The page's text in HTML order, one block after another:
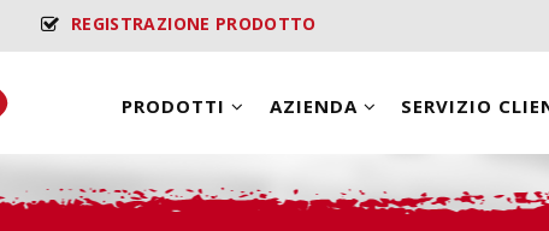
REGISTRAZIONE PRODOTTO
PRODOTTI AZIENDA SERVIZIO